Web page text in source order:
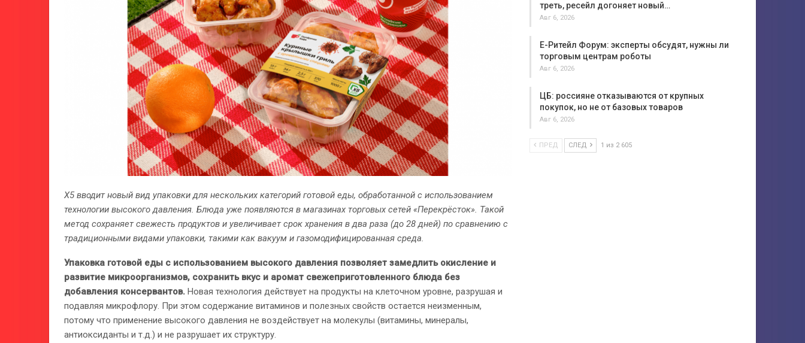
X5 вводит новый вид упаковки для нескольких категорий готовой еды, обработанной с использованием
технологии высокого давления. Блюда уже появляются в магазинах торговых сетей «Перекрёсток». Такой
метод сохраняет свежесть продуктов и увеличивает срок хранения в два раза (до 28 дней) по сравнению с
традиционными видами упаковки, такими как вакуум и газомодифицированная среда.
Упаковка готовой еды с использованием высокого давления позволяет замедлить окисление и
развитие микроорганизмов, сохранить вкус и аромат свежеприготовленного блюда без
добавления консервантов. Новая технология действует на продукты на клеточном уровне, разрушая и
подавляя микрофлору. При этом содержание витаминов и полезных свойств остается неизменным,
потому что применение высокого давления не воздействует на молекулы (витамины, минералы,
антиоксиданты и т.д.) и не разрушает их структуру.
треть, ресейл догоняет новый…
Авг 6, 2026
Е-Ритейл Форум: эксперты обсудят, нужны ли
торговым центрам роботы
Авг 6, 2026
ЦБ: россияне отказываются от крупных
покупок, но не от базовых товаров
Авг 6, 2026
ПРЕД СЛЕД 1 из 2 605